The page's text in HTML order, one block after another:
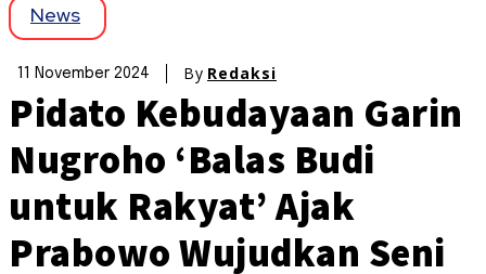
News
11 November 2024 By Redaksi
Pidato Kebudayaan Garin
Nugroho ‘Balas Budi
untuk Rakyat’ Ajak
Prabowo Wujudkan Seni